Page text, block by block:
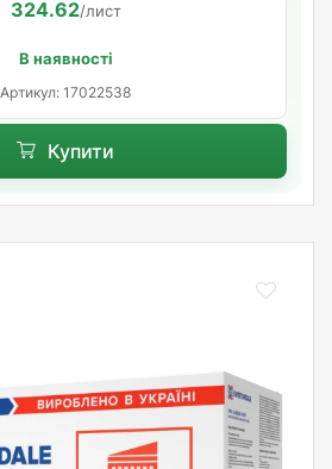
324.62/лист
В наявності
Артикул: 17022538
Купити